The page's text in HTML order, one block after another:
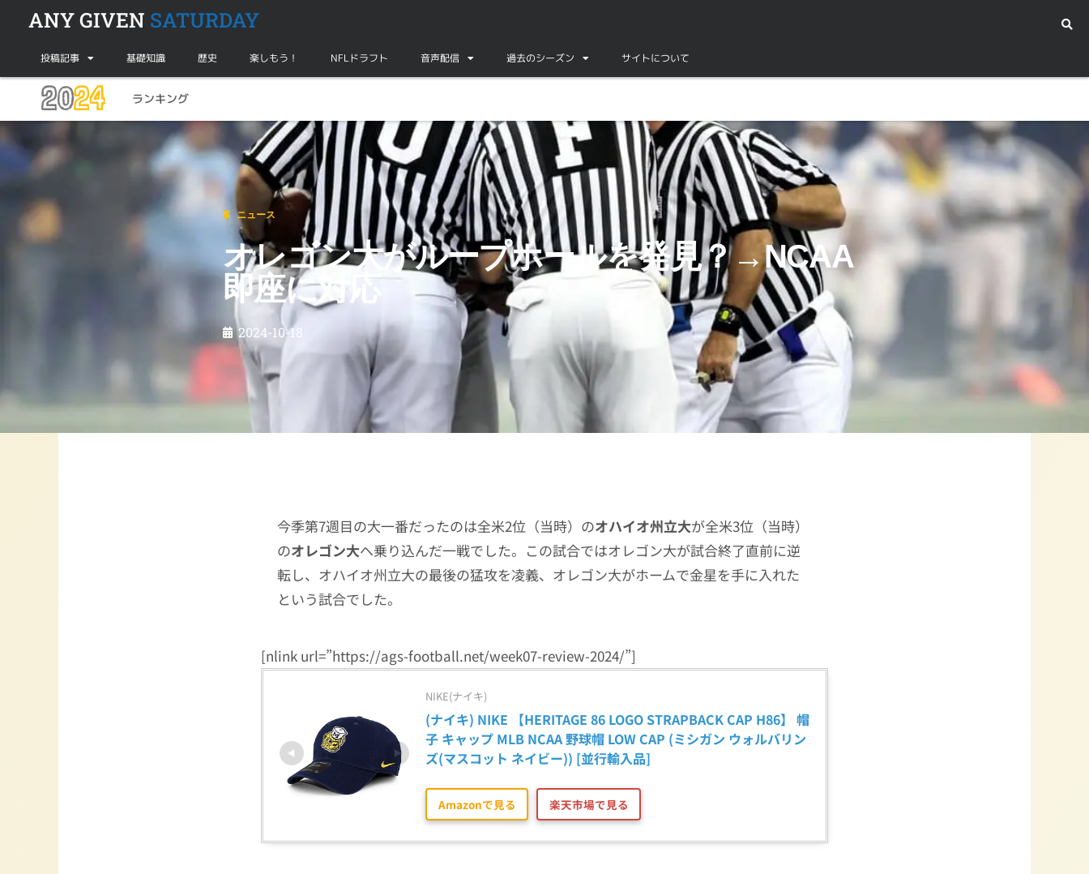
ANY GIVEN SATURDAY
投稿記事 基礎知識 歴史 楽しもう！ NFLドラフト 音声配信 過去のシーズン サイトについて
2024 ランキング
オレゴン大がループホールを発見？→NCAA即座に対応
ニュース
オレゴン大がループホールを発見？→NCAA
即座に対応
2024-10-18
今季第7週目の大一番だったのは全米2位（当時）のオハイオ州立大が全米3位（当時）
のオレゴン大へ乗り込んだ一戦でした。この試合ではオレゴン大が試合終了直前に逆
転し、オハイオ州立大の最後の猛攻を凌義、オレゴン大がホームで金星を手に入れた
という試合でした。
[nlink url=”https://ags-football.net/week07-review-2024/”]
NIKE(ナイキ)
(ナイキ) NIKE 【HERITAGE 86 LOGO STRAPBACK CAP H86】 帽
子 キャップ MLB NCAA 野球帽 LOW CAP (ミシガン ウォルバリン
ズ(マスコット ネイビー)) [並行輸入品]
Amazonで見る 楽天市場で見る